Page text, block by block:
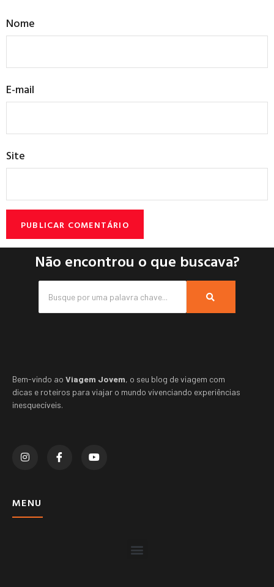
Nome
E-mail
Site
Não encontrou o que buscava?
Bem-vindo ao Viagem Jovem, o seu blog de viagem com
dicas e roteiros para viajar o mundo vivenciando experiências
inesquecíveis.
MENU